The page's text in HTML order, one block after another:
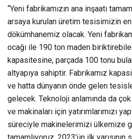
“Yeni fabrikamızın ana inşaatı
arsaya kurulan üretim tesisimizin
dökümhanemiz olacak. Yeni
ocağı ile 190 ton maden
kapasitesine, parçada 100 tonu
altyapıya sahiptir. Fabrikamız
ve hatta dünyanın önde gelen
gelecek. Teknoloji anlamında da
ve makinaları için yatırımlarımızı
süreciyle makinelerimizi ülkemize